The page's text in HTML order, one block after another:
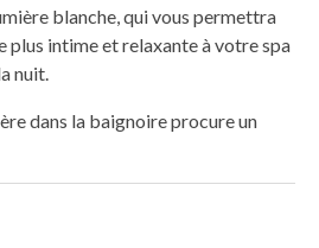
blanche, qui vous permettra
plus intime et relaxante à votre spa
nuit.
dans la baignoire procure un